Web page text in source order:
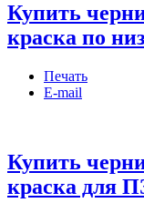
Купить
краска по
Печать
E-mail
Купить
краска для